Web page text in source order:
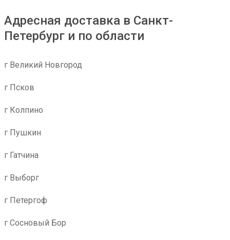
Адресная доставка в Санкт-
Петербург и по области
г Великий Новгород
г Псков
г Колпино
г Пушкин
г Гатчина
г Выборг
г Петергоф
г Сосновый Бор